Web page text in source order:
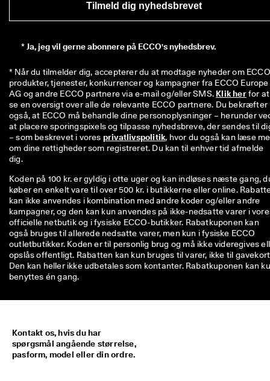
Tilmeld dig nyhedsbrevet
*Ja, jeg vil gerne abonnere på ECCO's nyhedsbrev.
* Når du tilmelder dig, accepterer du at modtage nyheder om
produkter, tjenester, konkurrencer og kampagner fra ECCO Europe
AG og andre ECCO partnere via e-mail og/eller SMS. Klik her for at
se en oversigt over alle de relevante ECCO partnere. Du bekræfter
også, at ECCO må behandle dine personoplysninger – herunder
at placere sporingspixels og tilpasse nyhedsbreve, der sendes til
– som beskrevet i vores privatlivspolitik, hvor du også kan læse
om dine rettigheder som registreret. Du kan til enhver tid afmelde
dig.
Koden på 100 kr. er gyldig i otte uger og kan indløses næste gang,
køber en enkelt vare til over 500 kr. i butikkerne eller online.
kan ikke anvendes i kombination med andre koder og/eller andre
kampagner, og den kan kun anvendes på ikke-nedsatte varer i
officielle netbutik og i fysiske ECCO-butikker. Rabatkuponen kan
også bruges til allerede nedsatte varer, men kun i fysiske ECCO
outletbutikker. Koden er til personlig brug og må ikke videregives
opslås offentligt. Rabatten kan kun bruges til varer, ikke til
Den kan heller ikke udbetales som kontanter. Rabatkuponen kan
benyttes én gang.
Kontakt os, hvis du har
spørgsmål angående størrelse,
pasform, model eller din ordre.